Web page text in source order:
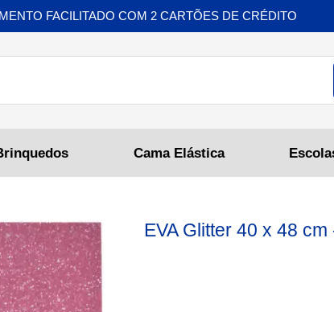
Cama Elástica
FACILITADO COM 2 CARTÕES DE CRÉDITO
EVA Glitter 40 x 48